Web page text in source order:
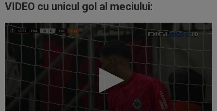
VIDEO cu unicul gol al meciului: